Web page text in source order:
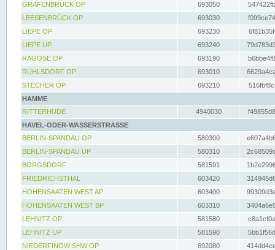
GRAFENBRÜCK OP
693050
LEESENBRÜCK OP
693030
LIEPE OP
693230
LIEPE UP
693240
RAGÖSE OP
693190
RUHLSDORF OP
693010
STECHER OP
693210
HAMME
RITTERHUDE
4940030
HAVEL-ODER-WASSERSTRASSE
BERLIN-SPANDAU OP
580300
BERLIN-SPANDAU UP
580310
BORGSDORF
581591
FRIEDRICHSTHAL
603420
HOHENSAATEN WEST AP
603400
HOHENSAATEN WEST BP
603310
LEHNITZ OP
581580
LEHNITZ UP
581590
NIEDERFINOW SHW OP
692080